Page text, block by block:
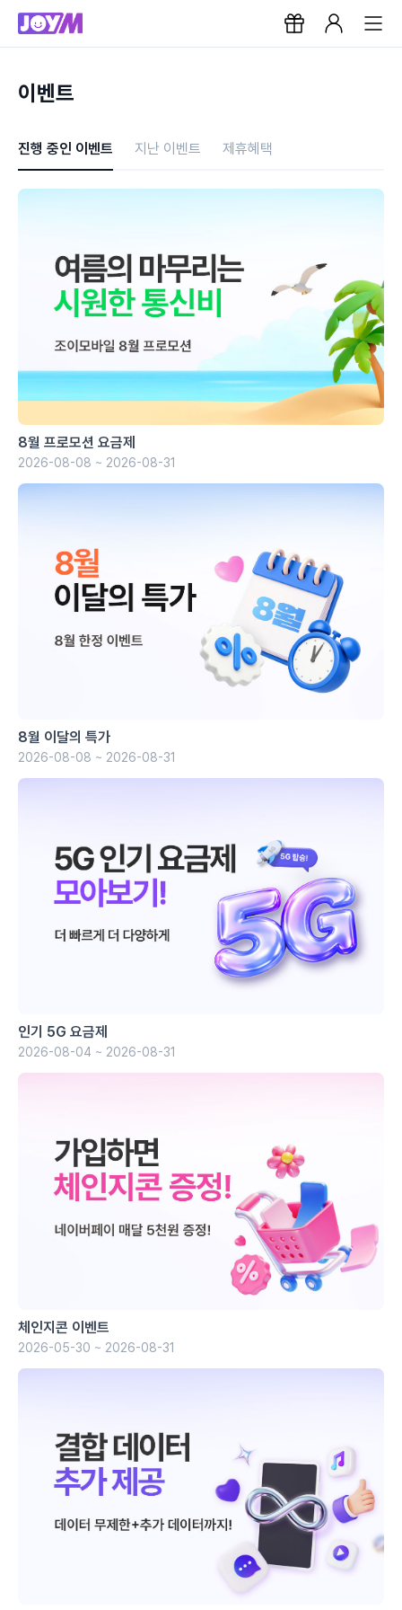
이벤트
진행 중인 이벤트 지난 이벤트 제휴혜택
8월 프로모션 요금제
2026-08-08 ~ 2026-08-31
8월 이달의 특가
2026-08-08 ~ 2026-08-31
인기 5G 요금제
2026-08-04 ~ 2026-08-31
체인지콘 이벤트
2026-05-30 ~ 2026-08-31